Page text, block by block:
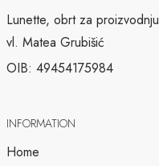
Lunette, obrt za proizvodnju
vl. Matea Grubišić
OIB: 49454175984
INFORMATION
Home